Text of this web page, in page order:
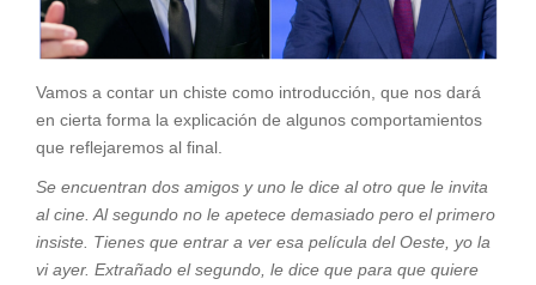
Vamos a contar un chiste como introducción, que nos dará
en cierta forma la explicación de algunos comportamientos
que reflejaremos al final.
Se encuentran dos amigos y uno le dice al otro que le invita
al cine. Al segundo no le apetece demasiado pero el primero
insiste. Tienes que entrar a ver esa película del Oeste, yo la
vi ayer. Extrañado el segundo, le dice que para que quiere